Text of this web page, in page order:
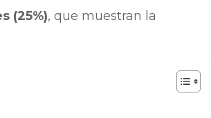
(25%), que muestran la